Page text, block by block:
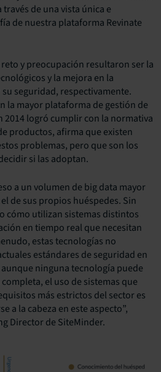
de una vista única e
de nuestra plataforma Revinate
y preocupación resultaron ser la
y la mejora en la
seguridad, respectivamente.
la mayor plataforma de gestión de
2014 logró cumplir con la normativa
productos, afirma que existen
problemas, pero que son los
si las adoptan.
a un volumen de big data mayor
de sus propios huéspedes. Sin
cómo utilizan sistemas distintos
en tiempo real que necesitan
estas tecnologías no
estándares de seguridad en
ninguna tecnología puede
el uso de sistemas que
más estrictos del sector es
a la cabeza en este aspecto”,
Director de SiteMinder.